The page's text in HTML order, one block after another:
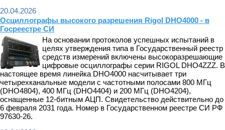
20.04.2026
Осциллографы высокого разрешения Rigol DHO4000 - в
Госреестре СИ
На основании протоколов успешных испытаний в
целях утверждения типа в Государственный реестр
средств измерений включены высокоразрешающие
цифровые осциллографы серии RIGOL DHO4ZZZ. В
настоящее время линейка DHO4000 насчитывает три
четырехканальные модели с частотными полосами 800 МГц
(DHO4804), 400 МГц (DHO4404) и 200 МГц (DHO4204),
оснащенные 12-битным АЦП. Свидетельство действительно до
6 февраля 2031 года. Номер в Государственном реестре СИ РФ
97630-26.